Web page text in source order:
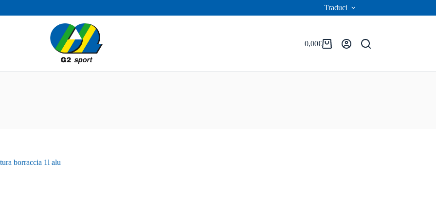
Traduci
Carrello
0,00€